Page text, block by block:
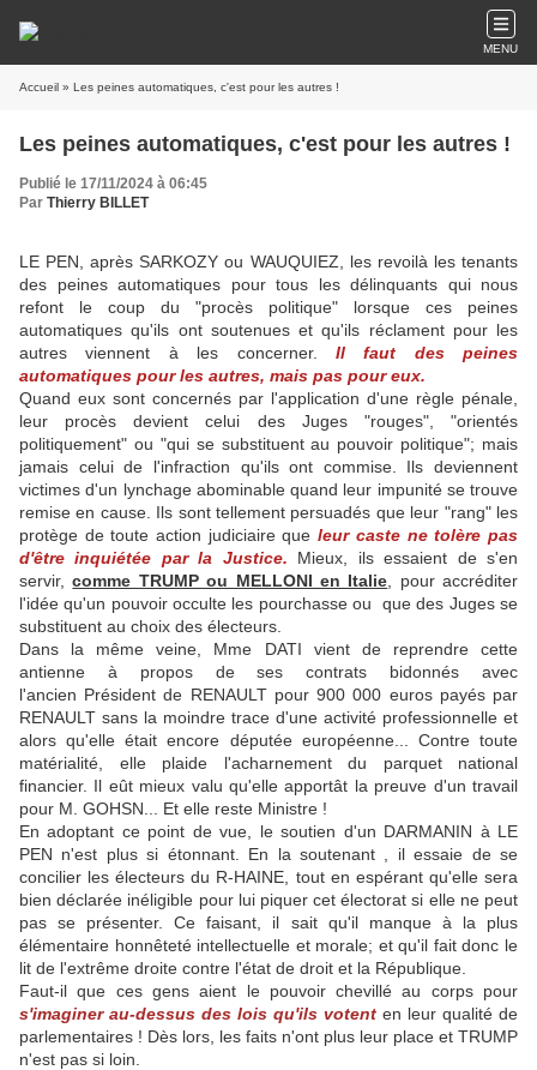
MENU
Accueil » Les peines automatiques, c'est pour les autres !
Les peines automatiques, c'est pour les autres !
Publié le 17/11/2024 à 06:45
Par Thierry BILLET
LE PEN, après SARKOZY ou WAUQUIEZ, les revoilà les tenants
des peines automatiques pour tous les délinquants qui nous
refont le coup du "procès politique" lorsque ces peines
automatiques qu'ils ont soutenues et qu'ils réclament pour les
autres viennent à les concerner.
Il faut des peines
automatiques pour les autres, mais pas pour eux.
Quand eux sont concernés par l'application d'une règle pénale,
leur procès devient celui des Juges "rouges", "orientés
politiquement" ou "qui se substituent au pouvoir politique"; mais
jamais celui de l'infraction qu'ils ont commise. Ils deviennent
victimes d'un lynchage abominable quand leur impunité se trouve
remise en cause. Ils sont tellement persuadés que leur "rang" les
protège de toute action judiciaire queleur caste ne tolère pas
d'être inquiétée par la Justice.
Mieux, ils essaient de s'en
servir,comme TRUMP ou MELLONI en Italie , pour accréditer
l'idée qu'un pouvoir occulte les pourchasse ou que des Juges se
substituent au choix des électeurs.
Dans la même veine, Mme DATI vient de reprendre cette
antienne à propos de ses contrats bidonnés avec
l'ancien Président de RENAULT pour 900 000 euros payés par
RENAULT sans la moindre trace d'une activité professionnelle et
alors qu'elle était encore députée européenne... Contre toute
matérialité, elle plaide l'acharnement du parquet national
financier. Il eût mieux valu qu'elle apportât la preuve d'un travail
pour M. GOHSN... Et elle reste Ministre !
En adoptant ce point de vue, le soutien d'un DARMANIN à LE
PEN n'est plus si étonnant. En la soutenant , il essaie de se
concilier les électeurs du R-HAINE, tout en espérant qu'elle sera
bien déclarée inéligible pour lui piquer cet électorat si elle ne peut
pas se présenter. Ce faisant, il sait qu'il manque à la plus
élémentaire honnêteté intellectuelle et morale; et qu'il fait donc le
lit de l'extrême droite contre l'état de droit et la République.
Faut-il que ces gens aient le pouvoir chevillé au corps pour
s'imaginer au-dessus des lois qu'ils votent en leur qualité de
parlementaires ! Dès lors, les faits n'ont plus leur place et TRUMP
n'est pas si loin.